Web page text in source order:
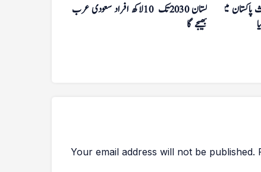
پاکستان 2030 تک 10 لاکھ افراد سعودی عرب
بھیجے گا
میں
Your email address will not be published.